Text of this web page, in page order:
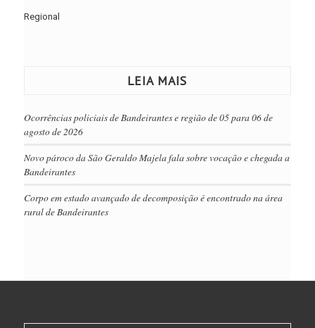
Regional
LEIA MAIS
Ocorrências policiais de Bandeirantes e região de 05 para 06 de
agosto de 2026
Novo pároco da São Geraldo Majela fala sobre vocação e chegada a
Bandeirantes
Corpo em estado avançado de decomposição é encontrado na área
rural de Bandeirantes